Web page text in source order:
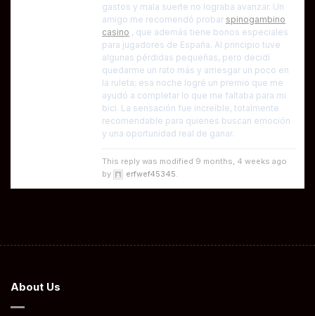
gastos y mala suerte no lograba avanzar. Un
amigo me recomendó probar spinogambino
casino , que además tiene bonos especiales
para jugadores de España. Al principio tuve
algunas pérdidas pequeñas, pero decidí
quedarme un rato más y arriesgar un poco en
la ruleta; esa noche logré un premio que me
ayudó a completar lo que me faltaba para mi
bici. La sensación fue increíble, totalmente
recomendable para quienes buscan emoción
y una oportunidad real de ganar.
This reply was modified 9 months, 4 weeks ago
by
erfwef45345.
About Us